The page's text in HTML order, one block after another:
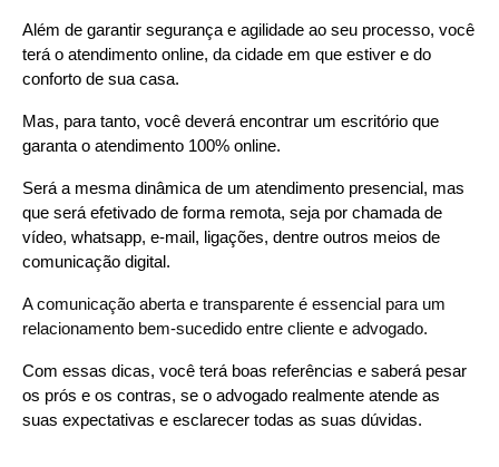
Além de garantir segurança e agilidade ao seu processo, você
terá o atendimento online, da cidade em que estiver e do
conforto de sua casa.
Mas, para tanto, você deverá encontrar um escritório que
garanta o atendimento 100% online.
Será a mesma dinâmica de um atendimento presencial, mas
que será efetivado de forma remota, seja por chamada de
vídeo, whatsapp, e-mail, ligações, dentre outros meios de
comunicação digital.
A comunicação aberta e transparente é essencial para um
relacionamento bem-sucedido entre cliente e advogado.
Com essas dicas, você terá boas referências e saberá pesar
os prós e os contras, se o advogado realmente atende as
suas expectativas e esclarecer todas as suas dúvidas.